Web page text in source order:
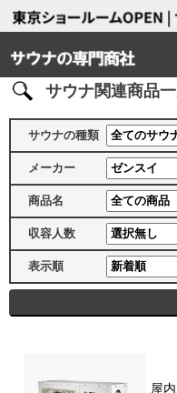
サウナ関連商品
サウナの種類
メーカー
商品名
収容人数
表示順
屋